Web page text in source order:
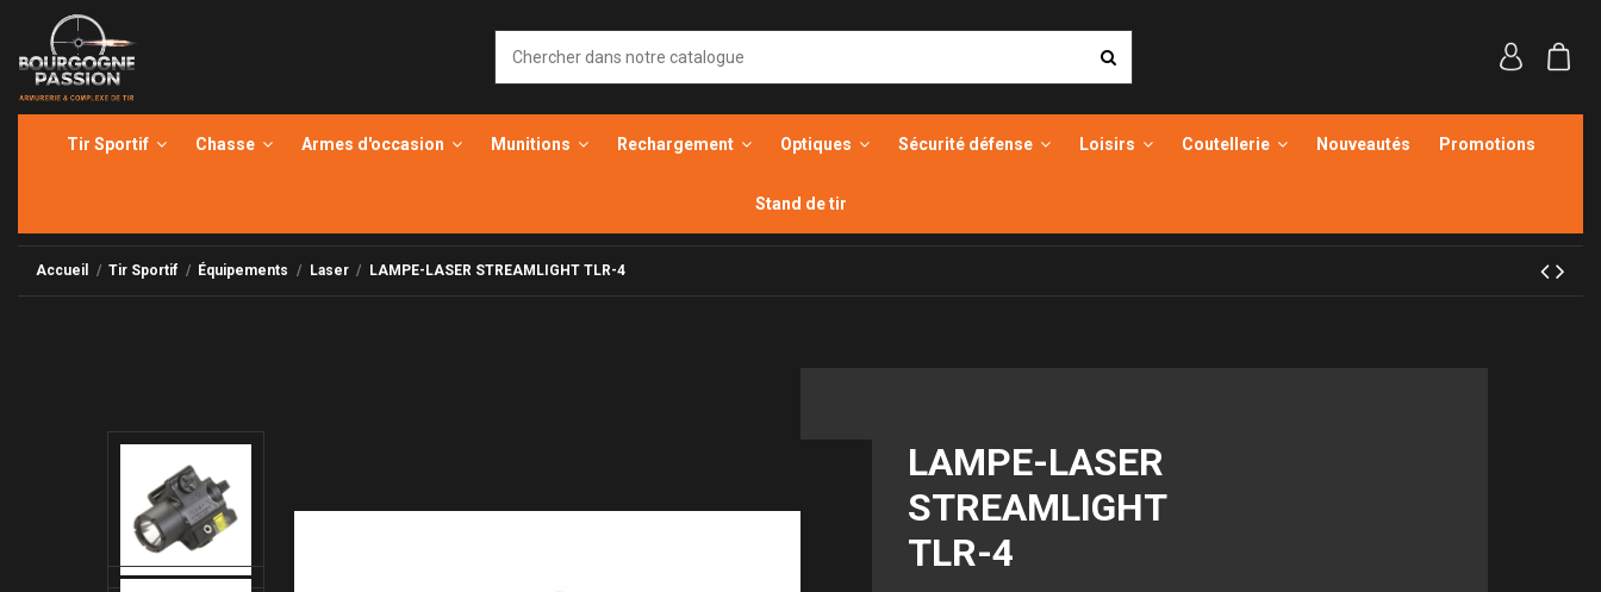
Tir Sportif Chasse Armes d'occasion Munitions Rechargement Optiques Sécurité défense Loisirs Coutellerie Nouveautés Promotions
Stand de tir
Accueil Tir Sportif Équipements Laser LAMPE-LASER STREAMLIGHT TLR-4
LAMPE-LASER
STREAMLIGHT
TLR-4